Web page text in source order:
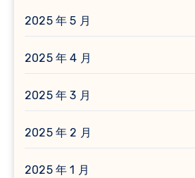
2025 年 5 月
2025 年 4 月
2025 年 3 月
2025 年 2 月
2025 年 1 月